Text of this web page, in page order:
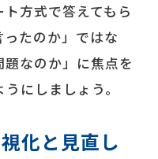
方式で答えてもら
たのか」ではな
なのか」に焦点を
にしましょう。
化と見直し